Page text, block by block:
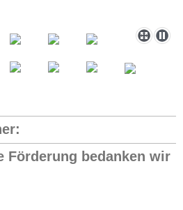
Förderung bedanken wir